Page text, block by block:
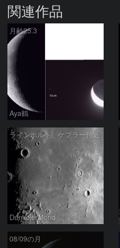
関連作品
月齢25.3
Aya鶴
ラインホルト、ケプラー付近
DunkelerMond
08/09の月